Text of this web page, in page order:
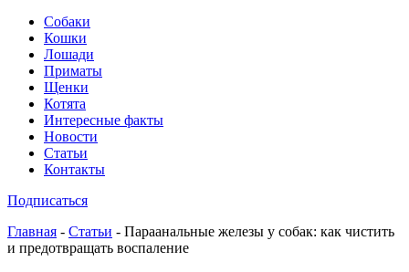
Собаки
Кошки
Лошади
Приматы
Щенки
Котята
Интересные факты
Новости
Статьи
Контакты
Подписаться
Главная - Статьи - Параанальные железы у собак: как чистить
и предотвращать воспаление